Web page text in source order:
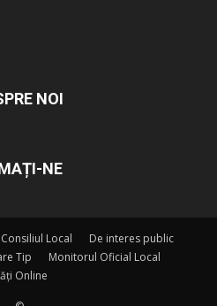
NOI
NE
Consiliul Local
De interes public
Tip
Monitorul Oficial Local
Online